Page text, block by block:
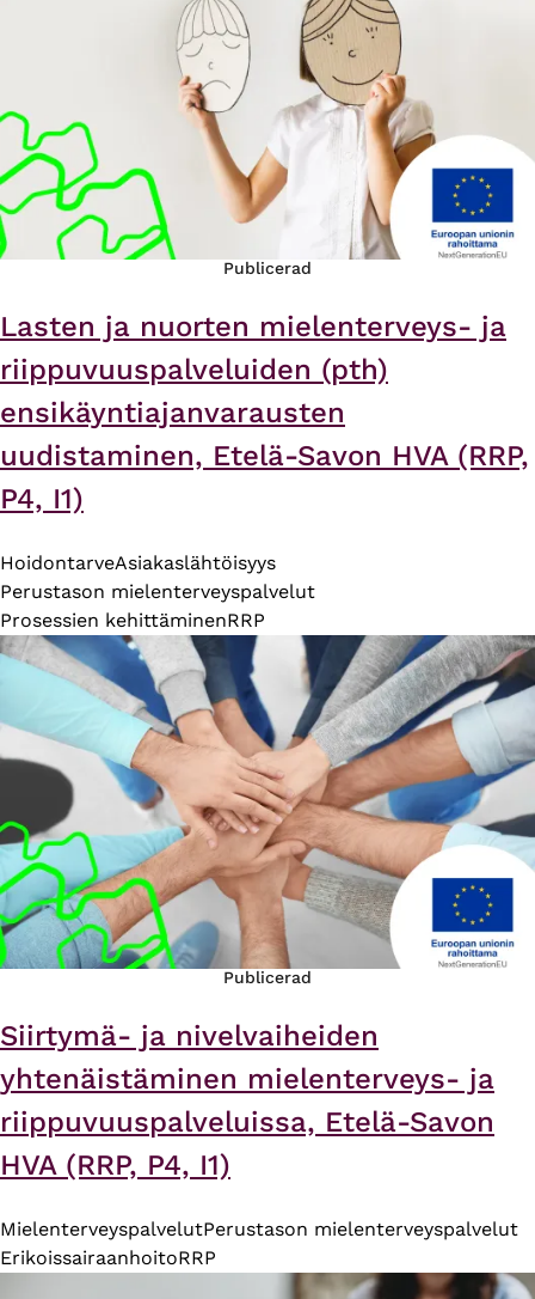
Publicerad
Lasten ja nuorten mielenterveys- ja
riippuvuuspalveluiden (pth)
ensikäyntiajanvarausten
uudistaminen, Etelä-Savon HVA (RRP,
P4, I1)
HoidontarveAsiakaslähtöisyys
Perustason mielenterveyspalvelut
Prosessien kehittäminenRRP
Publicerad
Siirtymä- ja nivelvaiheiden
yhtenäistäminen mielenterveys- ja
riippuvuuspalveluissa, Etelä-Savon
HVA (RRP, P4, I1)
MielenterveyspalvelutPerustason mielenterveyspalvelut
ErikoissairaanhoitoRRP